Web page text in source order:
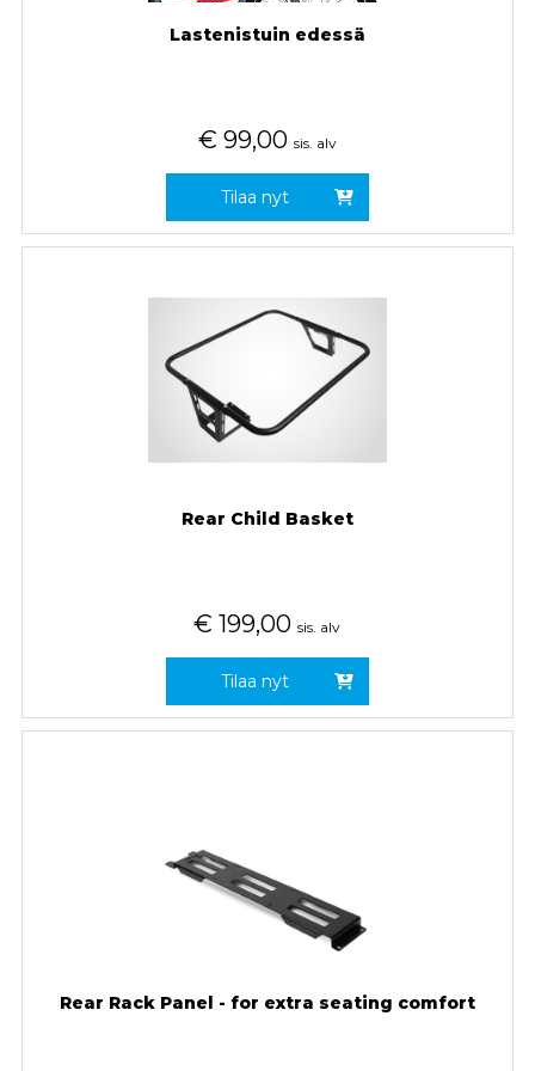
Lastenistuin edessä
€ 99,00 sis. alv
Tilaa nyt
Rear Child Basket
€ 199,00 sis. alv
Tilaa nyt
Rear Rack Panel - for extra seating comfort